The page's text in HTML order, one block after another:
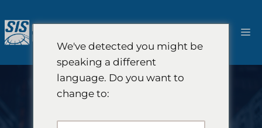
至
内
菜
We've detected you might be
speaking a different
language. Do you want to
change to: